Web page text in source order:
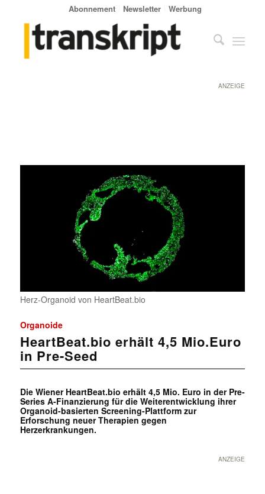
Abonnement Newsletter Werbung
ANZEIGE
Herz-Organoid von HeartBeat.bio
Organoide
HeartBeat.bio erhält 4,5 Mio.Euro
in Pre-Seed
Die Wiener HeartBeat.bio erhält 4,5 Mio. Euro in der Pre-
Series A-Finanzierung für die Weiterentwicklung ihrer
Organoid-basierten Screening-Plattform zur
Erforschung neuer Therapien gegen
Herzerkrankungen.
ANZEIGE